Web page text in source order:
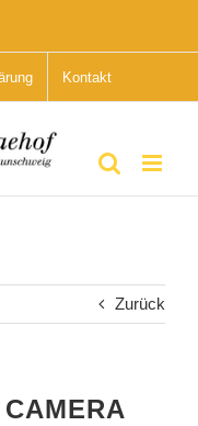
Kontakt
Zurück